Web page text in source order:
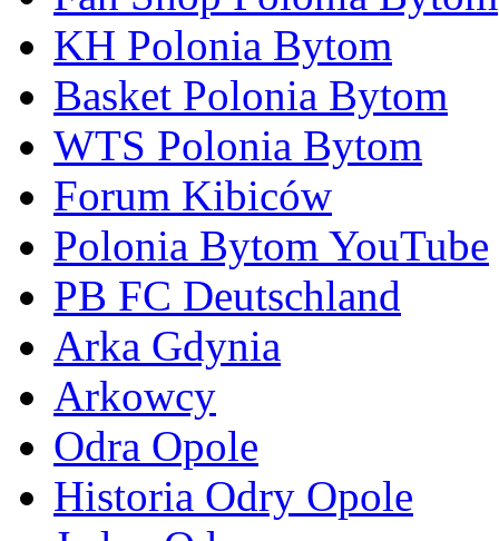
KH Polonia Bytom
Basket Polonia Bytom
WTS Polonia Bytom
Forum Kibiców
Polonia Bytom YouTube
PB FC Deutschland
Arka Gdynia
Arkowcy
Odra Opole
Historia Odry Opole